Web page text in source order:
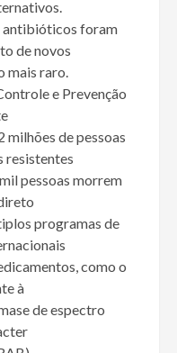
antibióticos foram
de novos
mais raro.
e Prevenção
milhões de pessoas
resistentes
pessoas morrem
programas de
como o
à
de espectro